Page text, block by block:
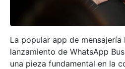
La popular app de
lanzamiento de WhatsApp
una pieza fundamental en la